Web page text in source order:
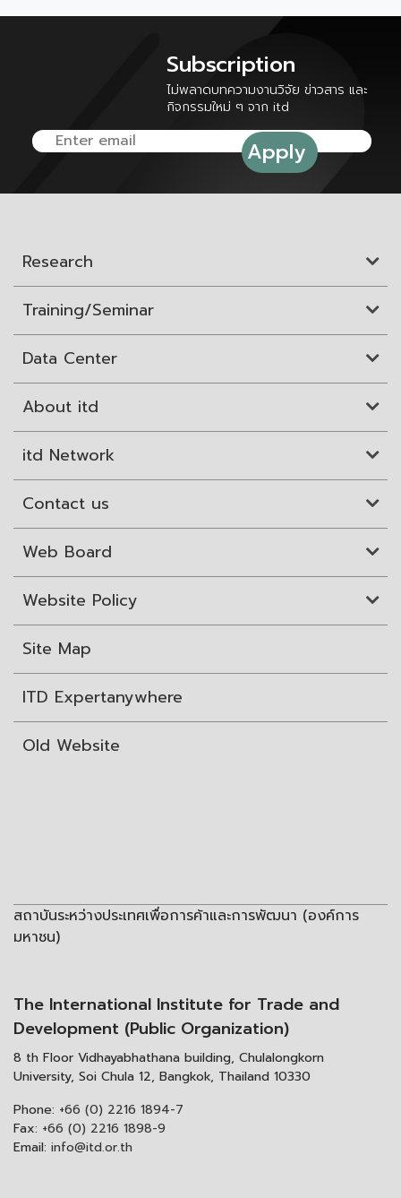
Subscription
ไม่พลาดบทความงานวิจัย ข่าวสาร และ
กิจกรรมใหม่ ๆ จาก itd
Research
Training/Seminar
Data Center
About itd
itd Network
Contact us
Web Board
Website Policy
Site Map
ITD Expertanywhere
Old Website
สถาบันระหว่างประเทศเพื่อการค้าและการพัฒนา (องค์การ
มหาชน)
The International Institute for Trade and
Development (Public Organization)
8 th Floor Vidhayabhathana building, Chulalongkorn
University, Soi Chula 12, Bangkok, Thailand 10330
Phone: +66 (0) 2216 1894-7
Fax: +66 (0) 2216 1898-9
Email: info@itd.or.th